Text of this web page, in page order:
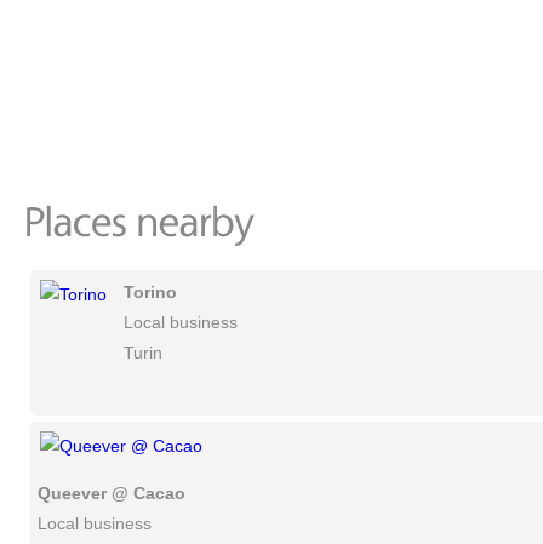
Torino
Local business
Turin
Queever @ Cacao
Local business